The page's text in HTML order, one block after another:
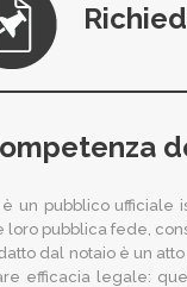
è un pubblico ufficiale
loro pubblica fede,
dal notaio è un
efficacia legale: